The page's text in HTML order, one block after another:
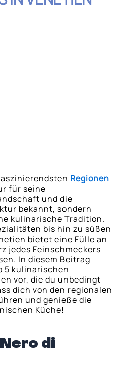
Regionen
für seine
und die
bekannt, sondern
kulinarische Tradition.
bis hin zu süßen
bietet eine Fülle an
jedes Feinschmeckers
In diesem Beitrag
5 kulinarischen
vor, die du unbedingt
dich von den regionalen
und genieße die
Küche!
di